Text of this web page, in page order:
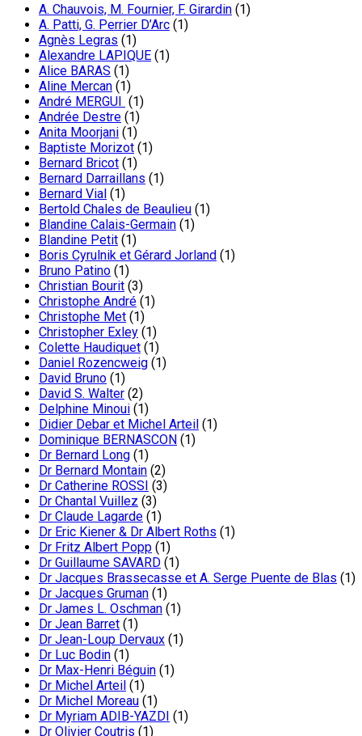
A. Chauvois, M. Fournier, F. Girardin (1)
A. Patti, G. Perrier D’Arc (1)
Agnès Legras (1)
Alexandre LAPIQUE (1)
Alice BARAS (1)
Aline Mercan (1)
André MERGUI (1)
Andrée Destre (1)
Anita Moorjani (1)
Baptiste Morizot (1)
Bernard Bricot (1)
Bernard Darraillans (1)
Bernard Vial (1)
Bertold Chales de Beaulieu (1)
Blandine Calais-Germain (1)
Blandine Petit (1)
Boris Cyrulnik et Gérard Jorland (1)
Bruno Patino (1)
Christian Bourit (3)
Christophe André (1)
Christophe Met (1)
Christopher Exley (1)
Colette Haudiquet (1)
Daniel Rozencweig (1)
David Bruno (1)
David S. Walter (2)
Delphine Minoui (1)
Didier Debar et Michel Arteil (1)
Dominique BERNASCON (1)
Dr Bernard Long (1)
Dr Bernard Montain (2)
Dr Catherine ROSSI (3)
Dr Chantal Vuillez (3)
Dr Claude Lagarde (1)
Dr Eric Kiener & Dr Albert Roths (1)
Dr Fritz Albert Popp (1)
Dr Guillaume SAVARD (1)
Dr Jacques Brassecasse et A. Serge Puente de Blas (1)
Dr Jacques Gruman (1)
Dr James L. Oschman (1)
Dr Jean Barret (1)
Dr Jean-Loup Dervaux (1)
Dr Luc Bodin (1)
Dr Max-Henri Béguin (1)
Dr Michel Arteil (1)
Dr Michel Moreau (1)
Dr Myriam ADIB-YAZDI (1)
Dr Olivier Coutris (1)